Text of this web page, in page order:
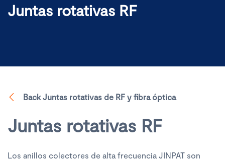
Juntas rotativas RF
Back Juntas rotativas de RF y fibra óptica
Juntas rotativas RF
Los anillos colectores de alta frecuencia JINPAT son